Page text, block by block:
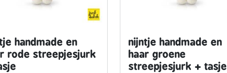
handmade en
rode streepjesjurk
nijntje handmade en
haar groene
streepjesjurk + tasje